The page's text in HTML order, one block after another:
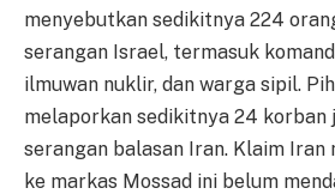
menyebutkan sedikitnya 224
serangan Israel, termasuk
ilmuwan nuklir, dan warga sipil.
melaporkan sedikitnya 24 korban
serangan balasan Iran. Klaim Iran
ke markas Mossad ini belum